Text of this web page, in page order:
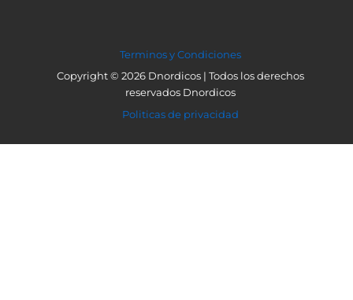
Terminos y Condiciones
Copyright © 2026 Dnordicos | Todos los derechos
reservados Dnordicos
Politicas de privacidad